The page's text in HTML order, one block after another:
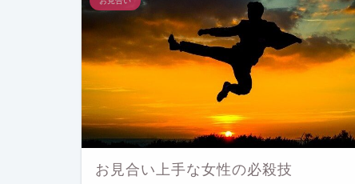
お見合い上手な女性の必殺技